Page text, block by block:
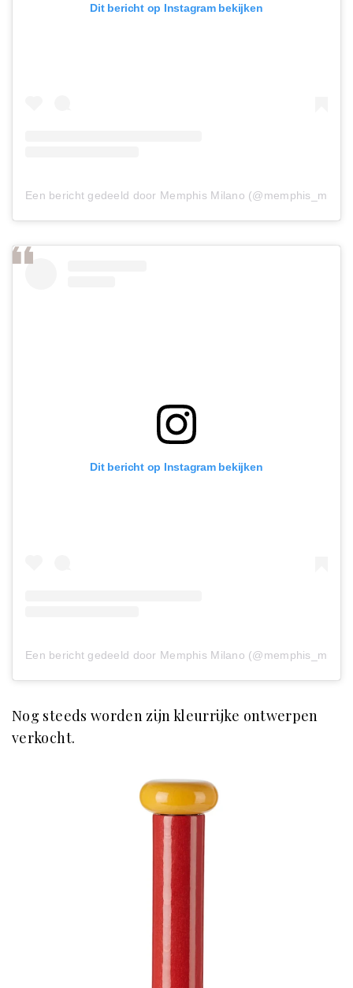
Dit bericht op Instagram bekijken
Een bericht gedeeld door Memphis Milano
Dit bericht op Instagram bekijken
Een bericht gedeeld door Memphis Milano
Nog steeds worden zijn kleurrijke ontwerpen
verkocht.